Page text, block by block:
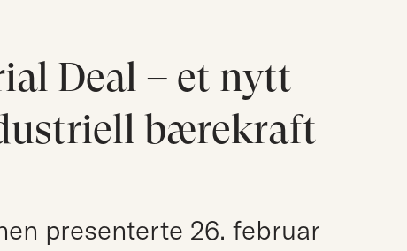
Deal – et nytt
bærekraft
presenterte 26. februar